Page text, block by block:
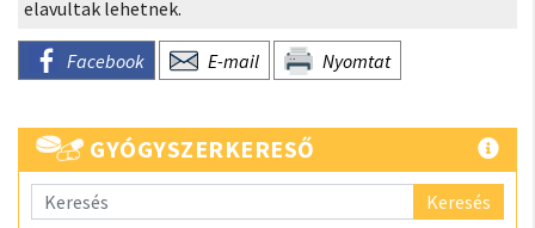
elavultak lehetnek.
Facebook E-mail Nyomtat
GYÓGYSZERKERESŐ
Keresés